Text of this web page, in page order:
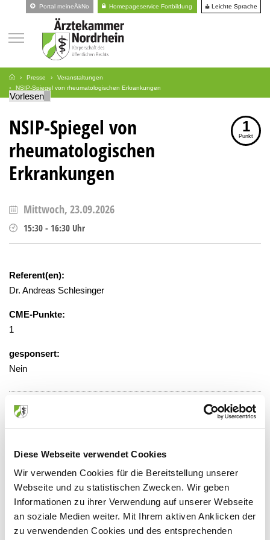
Diese Webseite verwendet Cookies
Wir verwenden Cookies für die Bereitstellung unserer
Webseite und zu statistischen Zwecken. Wir geben
Informationen zu ihrer Verwendung auf unserer Webseite
an soziale Medien weiter. Mit Ihrem aktiven Anklicken der
zu verwendenden Cookies und des entsprechenden
Portal meineÄkNo Homepageservice Fortbildung Leichte Sprache
Presse
Veranstaltungen
NSIP-Spiegel von rheumatologischen Erkrankungen
Vorlesen
NSIP-Spiegel von
rheumatologischen
Erkrankungen
1
Punkt
Mittwoch, 23.09.2026
15:30 - 16:30 Uhr
Referent(en):
Dr. Andreas Schlesinger
CME-Punkte:
1
gesponsert:
Nein
gebührenfrei
St. Marien-Hospital, Ärztecasino
Kunibertskloster 11-13, 50668 Köln
Anbieter: